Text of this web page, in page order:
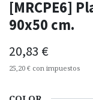
[MRCPE6]
90x50 cm.
20,83 €
25,20 € con impuestos